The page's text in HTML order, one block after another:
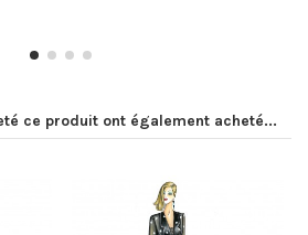
ce produit ont également acheté...